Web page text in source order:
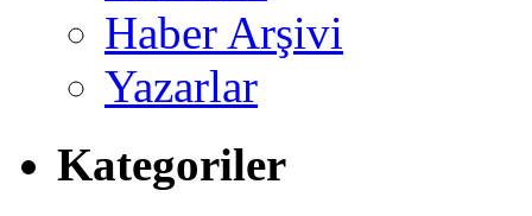
Haber Arşivi
Yazarlar
Kategoriler